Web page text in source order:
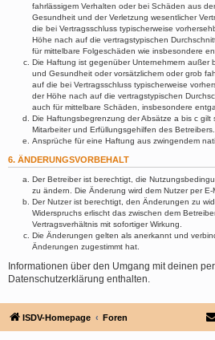
fahrlässigem Verhalten oder bei Schäden aus
Gesundheit und der Verletzung wesentlicher
die bei Vertragsschluss typischerweise
Höhe nach auf die vertragstypischen
für mittelbare Folgeschäden wie insbesondere
Die Haftung ist gegenüber Unternehmern außer
und Gesundheit oder vorsätzlichem oder grob
auf die bei Vertragsschluss typischerweise
der Höhe nach auf die vertragstypischen
auch für mittelbare Schäden, insbesondere
Die Haftungsbegrenzung der Absätze a bis c
Mitarbeiter und Erfüllungsgehilfen des Betreibers.
Ansprüche für eine Haftung aus zwingendem
6. ÄNDERUNGSVORBEHALT
Der Betreiber ist berechtigt, die
zu ändern. Die Änderung wird dem Nutzer per E-
Der Nutzer ist berechtigt, den Änderungen zu
Widerspruchs erlischt das zwischen dem
Vertragsverhältnis mit sofortiger Wirkung.
Die Änderungen gelten als anerkannt und
Änderungen zugestimmt hat.
Informationen über den Umgang mit deinen
Datenschutzerklärung enthalten.
ISDV-Homepage Foren